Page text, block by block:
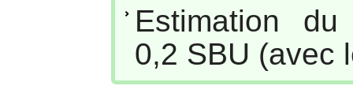
Estimation
0,2 SBU (avec